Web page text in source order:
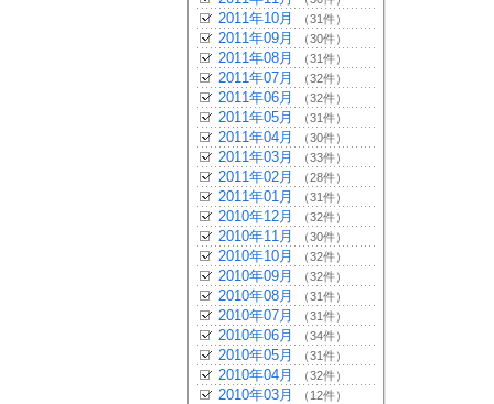
2011年10月 （31件）
2011年09月 （30件）
2011年08月 （31件）
2011年07月 （32件）
2011年06月 （32件）
2011年05月 （31件）
2011年04月 （30件）
2011年03月 （33件）
2011年02月 （28件）
2011年01月 （31件）
2010年12月 （32件）
2010年11月 （30件）
2010年10月 （32件）
2010年09月 （32件）
2010年08月 （31件）
2010年07月 （31件）
2010年06月 （34件）
2010年05月 （31件）
2010年04月 （32件）
2010年03月 （12件）